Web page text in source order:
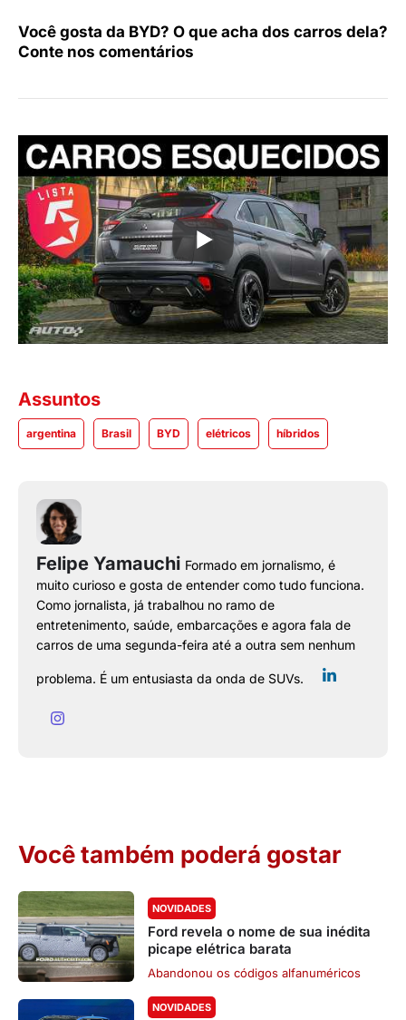
Você gosta da BYD? O que acha dos carros dela?
Conte nos comentários
Assuntos
argentina Brasil BYD elétricos híbridos
Felipe Yamauchi Formado em jornalismo, é
muito curioso e gosta de entender como tudo funciona.
Como jornalista, já trabalhou no ramo de
entretenimento, saúde, embarcações e agora fala de
carros de uma segunda-feira até a outra sem nenhum
problema. É um entusiasta da onda de SUVs.
Você também poderá gostar
NOVIDADES
Ford revela o nome de sua inédita
picape elétrica barata
Abandonou os códigos alfanuméricos
NOVIDADES